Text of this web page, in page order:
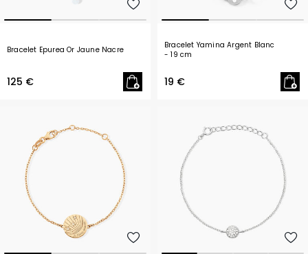
Bracelet Epurea Or Jaune Nacre
125 €
Bracelet Yamina Argent Blanc
- 19 cm
19 €